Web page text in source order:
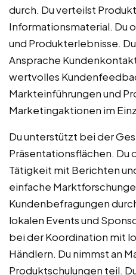
durch. Du verteilst
Informationsmaterial. Du
und Produkterlebnisse.
Ansprache
wertvolles
Markteinführungen und
Marketingaktionen im
Du unterstützt bei der
Präsentationsflächen. Du
Tätigkeit mit Berichten
einfache
Kundenbefragungen
lokalen Events und
bei der Koordination mit
Händlern. Du nimmst an
Produktschulungen teil.